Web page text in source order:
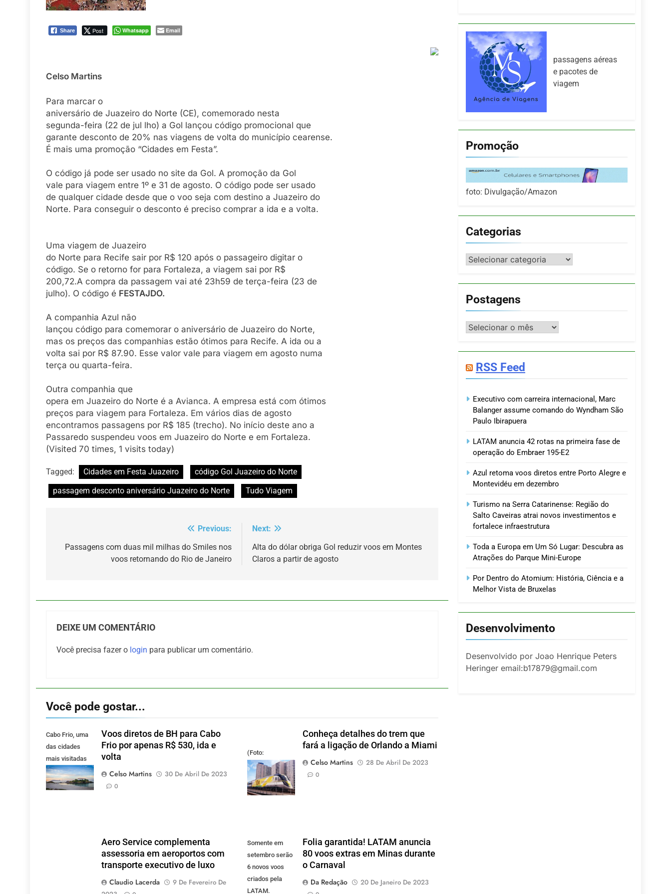
Share Post Whatsapp Email
Celso Martins
Para marcar o
aniversário de Juazeiro do Norte (CE), comemorado nesta
segunda-feira (22 de jul lho) a Gol lançou código promocional que
garante desconto de 20% nas viagens de volta do município cearense.
É mais uma promoção “Cidades em Festa”.
O código já pode ser usado no site da Gol. A promoção da Gol
vale para viagem entre 1º e 31 de agosto. O código pode ser usado
de qualquer cidade desde que o voo seja com destino a Juazeiro do
Norte. Para conseguir o desconto é preciso comprar a ida e a volta.
Uma viagem de Juazeiro
do Norte para Recife sair por R$ 120 após o passageiro digitar o
código. Se o retorno for para Fortaleza, a viagem sai por R$
200,72.A compra da passagem vai até 23h59 de terça-feira (23 de
julho). O código é FESTAJDO.
A companhia Azul não
lançou código para comemorar o aniversário de Juazeiro do Norte,
mas os preços das companhias estão ótimos para Recife. A ida ou a
volta sai por R$ 87.90. Esse valor vale para viagem em agosto numa
terça ou quarta-feira.
Outra companhia que
opera em Juazeiro do Norte é a Avianca. A empresa está com ótimos
preços para viagem para Fortaleza. Em vários dias de agosto
encontramos passagens por R$ 185 (trecho). No início deste ano a
Passaredo suspendeu voos em Juazeiro do Norte e em Fortaleza.
(Visited 70 times, 1 visits today)
Tagged: Cidades em Festa Juazeiro
código Gol Juazeiro do Norte
passagem desconto aniversário Juazeiro do Norte
Tudo Viagem
de
Previous:
Passagens com duas mil milhas do Smiles nos
voos retornando do Rio de Janeiro
Next:
Alta do dólar obriga Gol reduzir voos em Montes
Claros a partir de agosto
DEIXE UM COMENTÁRIO
Você precisa fazer o login para publicar um comentário.
Você pode gostar...
Cabo Frio, uma
das cidades
mais visitadas
pelos mineiros.
(Foto: Pixabay).
Voos diretos de BH para Cabo
Frio por apenas R$ 530, ida e
volta
Celso Martins
30 De Abril De 2023
0
(Foto:
divulgação)
Conheça detalhes do trem que
fará a ligação de Orlando a Miami
Celso Martins
28 De Abril De 2023
0
Aero Service complementa
assessoria em aeroportos com
transporte executivo de luxo
Claudio Lacerda
9 De Fevereiro De
Somente em
setembro serão
6 novos voos
criados pela
LATAM.
Folia garantida! LATAM anuncia
80 voos extras em Minas durante
o Carnaval
Da Redação
20 De Janeiro De 2023
passagens aéreas
e pacotes de
viagem
Promoção
foto: Divulgação/Amazon
Categorias
Categorias
Postagens
Postagens
RSS Feed
Executivo com carreira internacional, Marc
Balanger assume comando do Wyndham São
Paulo Ibirapuera
LATAM anuncia 42 rotas na primeira fase de
operação do Embraer 195-E2
Azul retoma voos diretos entre Porto Alegre e
Montevidéu em dezembro
Turismo na Serra Catarinense: Região do
Salto Caveiras atrai novos investimentos e
fortalece infraestrutura
Toda a Europa em Um Só Lugar: Descubra as
Atrações do Parque Mini-Europe
Por Dentro do Atomium: História, Ciência e a
Melhor Vista de Bruxelas
Desenvolvimento
Desenvolvido por Joao Henrique Peters
Heringer email:b17879@gmail.com